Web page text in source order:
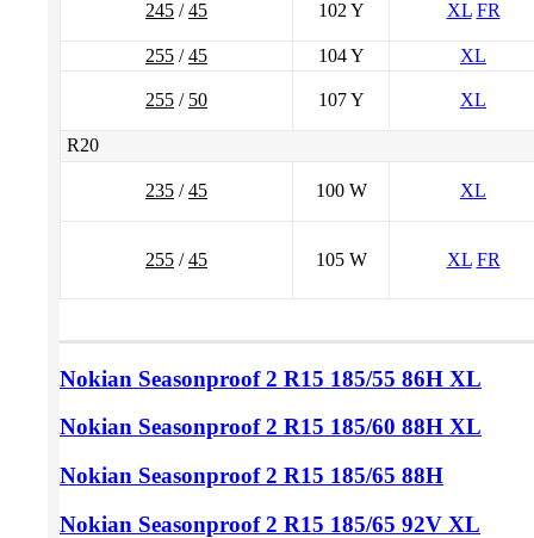
245 /45 102 Y XL FR
255 /45 104 Y XL
255 / 50 107 Y XL
R20
235 /45 100 W XL
255 /45 105 W XL FR
Nokian Seasonproof 2 R15 185/55 86H XL
Nokian Seasonproof 2 R15 185/60 88H XL
Nokian Seasonproof 2 R15 185/65 88H
Nokian Seasonproof 2 R15 185/65 92V XL